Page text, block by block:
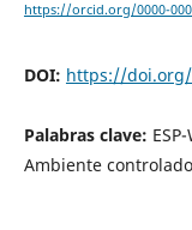
https://orcid.org/0000-
DOI: https://doi.org/
Palabras clave:
Ambiente